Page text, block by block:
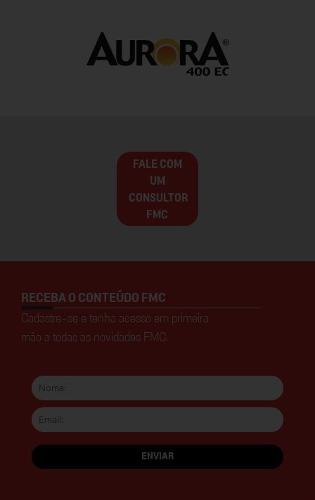
FALE COM
UM
CONSULTOR
FMC
RECEBA O CONTEÚDO FMC
Cadastre-se e tenha acesso em primeira
mão a todas as novidades FMC.